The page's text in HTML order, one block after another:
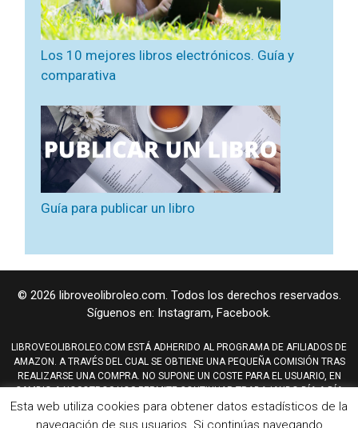
Los 10 mejores libros electrónicos. Guía y
comparativa
Guía para publicar un libro
© 2026 libroveolibroleo.com. Todos los derechos reservados.
Síguenos en: Instagram, Facebook.
LIBROVEOLIBROLEO.COM ESTÁ ADHERIDO AL PROGRAMA DE AFILIADOS DE
AMAZON. A TRAVÉS DEL CUAL SE OBTIENE UNA PEQUEÑA COMISIÓN TRAS
REALIZARSE UNA COMPRA. NO SUPONE UN COSTE PARA EL USUARIO, EN
CAMBIO A NOSOTROS NOS PERMITE CONTINUAR TRABAJANDO DÍA A DÍA
PARA MEJORAR EL SITIO WEB.
AMAZON Y TAMBIÉN EL LOGO DE AMAZON SON MARCAS REGISTRADAS DE
Esta web utiliza cookies para obtener datos estadísticos de la
navegación de sus usuarios. Si continúas navegando